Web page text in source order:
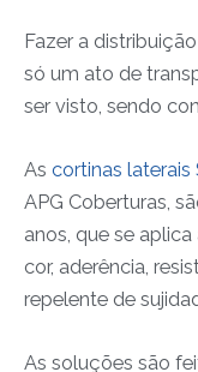
Fazer a
só um ato de
ser visto, sendo
As cortinas laterais
APG Coberturas,
anos, que se
cor, aderência,
repelente de
As soluções são